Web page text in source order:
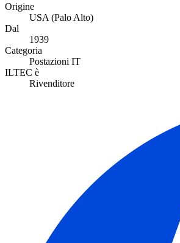
Origine
USA (Palo Alto)
Dal
1939
Categoria
Postazioni IT
ILTEC è
Rivenditore